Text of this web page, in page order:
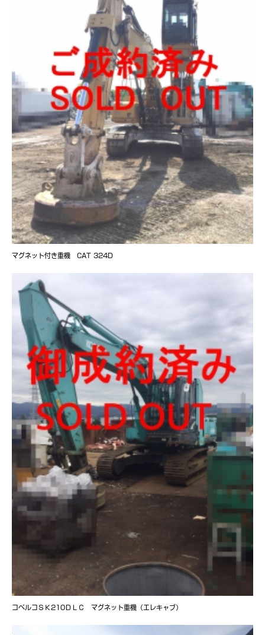
マグネット付き重機 CAT 324D
コベルコＳＫ210ＤＬＣ マグネット重機（エレキャブ）